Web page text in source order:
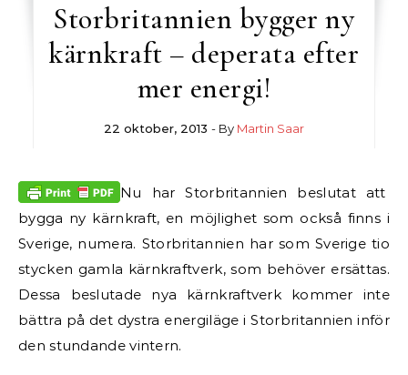
Storbritannien bygger ny
kärnkraft – deperata efter
mer energi!
22 oktober, 2013 - By Martin Saar
Nu har Storbritannien beslutat att
bygga ny kärnkraft, en möjlighet som också finns i
Sverige, numera. Storbritannien har som Sverige tio
stycken gamla kärnkraftverk, som behöver ersättas.
Dessa beslutade nya kärnkraftverk kommer inte
bättra på det dystra energiläge i Storbritannien inför
den stundande vintern.